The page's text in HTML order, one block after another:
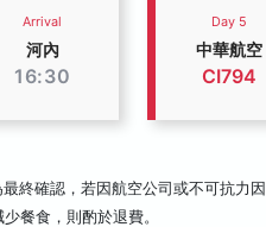
Arrival
河內
16:30
Day 5
中華航空
CI794
終確認，若因航空公司或不可抗力
餐食，則酌於退費。